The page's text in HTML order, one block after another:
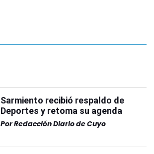
Sarmiento recibió respaldo de
Deportes y retoma su agenda
PorRedacción Diario de Cuyo